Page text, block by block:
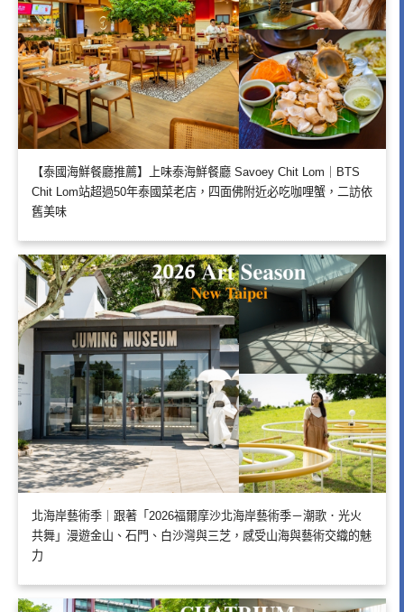
【泰國海鮮餐廳推薦】上味泰海鮮餐廳 Savoey Chit Lom｜BTS
Chit Lom站超過50年泰國菜老店，四面佛附近必吃咖哩蟹，二訪依
舊美味
北海岸藝術季｜跟著「2026福爾摩沙北海岸藝術季－潮歌．光火
共舞」漫遊金山、石門、白沙灣與三芝，感受山海與藝術交織的魅
力